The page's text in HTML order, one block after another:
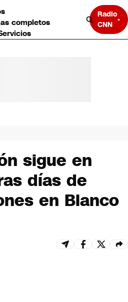
completos
Radio
CNN
sigue en
días de
en Blanco